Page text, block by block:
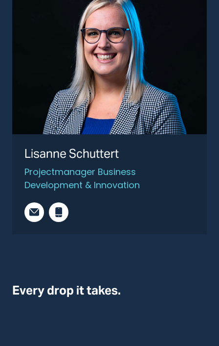
Lisanne Schuttert
Projectmanager Business
Development & Innovation
Every drop it takes.